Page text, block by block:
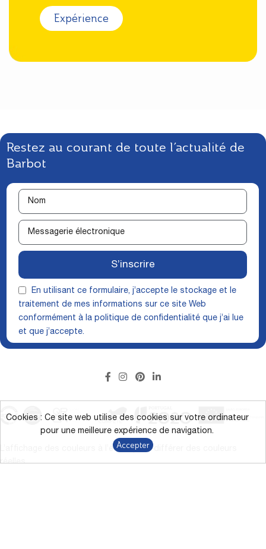
Cookies : Ce site web utilise des cookies sur votre ordinateur
pour une meilleure expérience de navigation.
Accepter
Expérience
Restez au courant de toute l’actualité de
Barbot
En utilisant ce formulaire, j’accepte le stockage et le
traitement de mes informations sur ce site Web
conformément à la politique de confidentialité que j’ai lue
et que j’accepte.
S’inscrire
L’affichage des couleurs à l’écran peut différer des couleurs
réelles.